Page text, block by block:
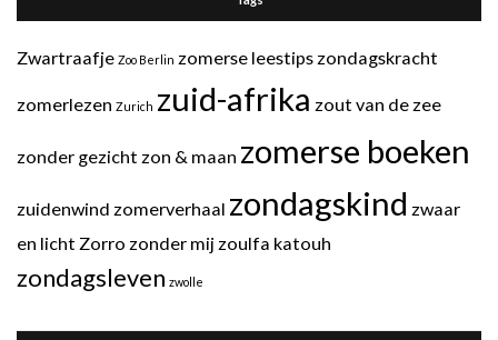
Zwartraafje Zoo Berlin zomerse leestips zondagskracht
zomerlezen Zurich zuid-afrika zout van de zee
zonder gezicht zon & maan zomerse boeken
zuidenwind zomerverhaal zondagskind zwaar
en licht Zorro zonder mij zoulfa katouh
zondagsleven zwolle